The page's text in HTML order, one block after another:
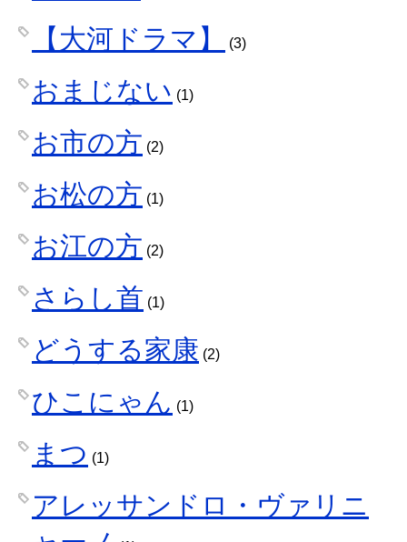
【大河ドラマ】 (3)
おまじない (1)
お市の方 (2)
お松の方 (1)
お江の方 (2)
さらし首 (1)
どうする家康 (2)
ひこにゃん (1)
まつ (1)
アレッサンドロ・ヴァリニ